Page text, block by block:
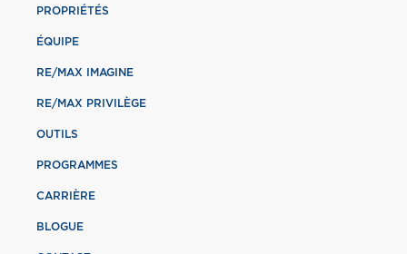
PROPRIÉTÉS
ÉQUIPE
RE/MAX IMAGINE
RE/MAX PRIVILÈGE
OUTILS
PROGRAMMES
CARRIÈRE
BLOGUE